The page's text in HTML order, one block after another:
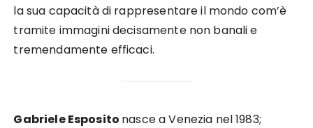
la sua capacità di rappresentare il mondo com’è
tramite immagini decisamente non banali e
tremendamente efficaci.
Gabriele Esposito nasce a Venezia nel 1983;